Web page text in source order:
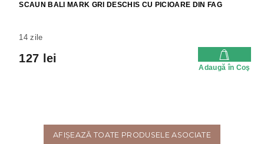
SCAUN BALI MARK GRI DESCHIS CU PICIOARE DIN FAG
14 zile
127 lei
Adaugă în Coş
AFIŞEAZĂ TOATE PRODUSELE ASOCIATE